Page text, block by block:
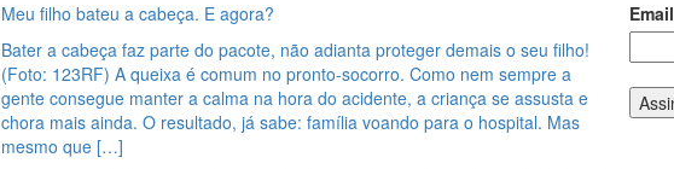
Meu filho bateu a cabeça. E agora?
Bater a cabeça faz parte do pacote, não adianta proteger demais o seu filho!
(Foto: 123RF) A queixa é comum no pronto-socorro. Como nem sempre a
gente consegue manter a calma na hora do acidente, a criança se assusta e
chora mais ainda. O resultado, já sabe: família voando para o hospital. Mas
mesmo que […]
Email